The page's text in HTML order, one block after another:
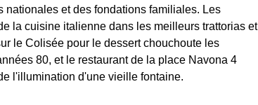
et des fondations familiales. Les
la cuisine italienne dans les meilleurs trattorias et
le Colisée pour le dessert chouchoute les
80, et le restaurant de la place Navona 4
l'illumination d'une vieille fontaine.